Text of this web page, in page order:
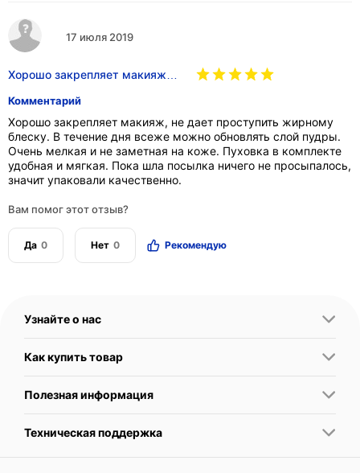
17 июля 2019
Хорошо закрепляет макияж…
Комментарий
Хорошо закрепляет макияж, не дает проступить жирному
блеску. В течение дня всеже можно обновлять слой пудры.
Очень мелкая и не заметная на коже. Пуховка в комплекте
удобная и мягкая. Пока шла посылка ничего не просыпалось,
значит упаковали качественно.
Вам помог этот отзыв?
Да 0 Нет 0 Рекомендую
Узнайте о нас
Как купить товар
Полезная информация
Техническая поддержка